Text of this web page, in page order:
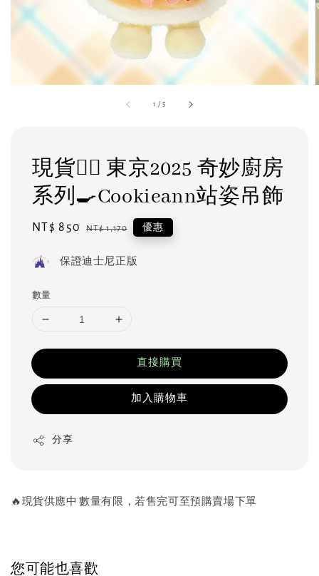
1 /5
現貨❤️‍🔥 東京2025 奇妙廚房
系列🍳Cookieann站姿吊飾
Sale
NT$ 850 Regular
NT$ 1,170 優惠
保證迪士尼正版
數量
直接購買
加入購物車
分享
🔥現貨供應中 數量有限，若售完可至預購賣場下單
您可能也喜歡